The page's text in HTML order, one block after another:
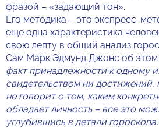
фразой – «задающий тон».
Его методика – это экспресс-
еще одна характеристика
свою лепту в общий анализ
Сам Марк Эдмунд Джонс об этом
факт принадлежности к одному
свидетельством ни достижений,
не говорит о том, каким
обладает личность – все это
углубившись в детали